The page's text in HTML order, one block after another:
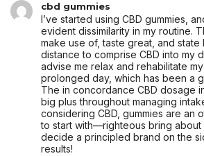
cbd gummies
I’ve started using CBD gummies,
evident dissimilarity in my routine.
make use of, taste great, and state
distance to comprise CBD into my
advise me relax and rehabilitate
prolonged day, which has been a
The in concordance CBD dosage
big plus throughout managing
considering CBD, gummies are an
to start with—righteous bring about
decide a principled brand on the
results!